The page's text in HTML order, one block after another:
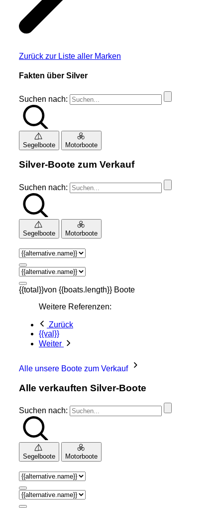
Zurück zur Liste aller Marken
Fakten über Silver
Suchen nach:
Segelboote Motorboote
Silver-Boote zum Verkauf
Suchen nach:
Segelboote Motorboote
{{total}}von {{boats.length}} Boote
Weitere Referenzen:
Zurück
{{val}}
Weiter
Alle unsere Boote zum Verkauf
Alle verkauften Silver-Boote
Suchen nach:
Segelboote Motorboote